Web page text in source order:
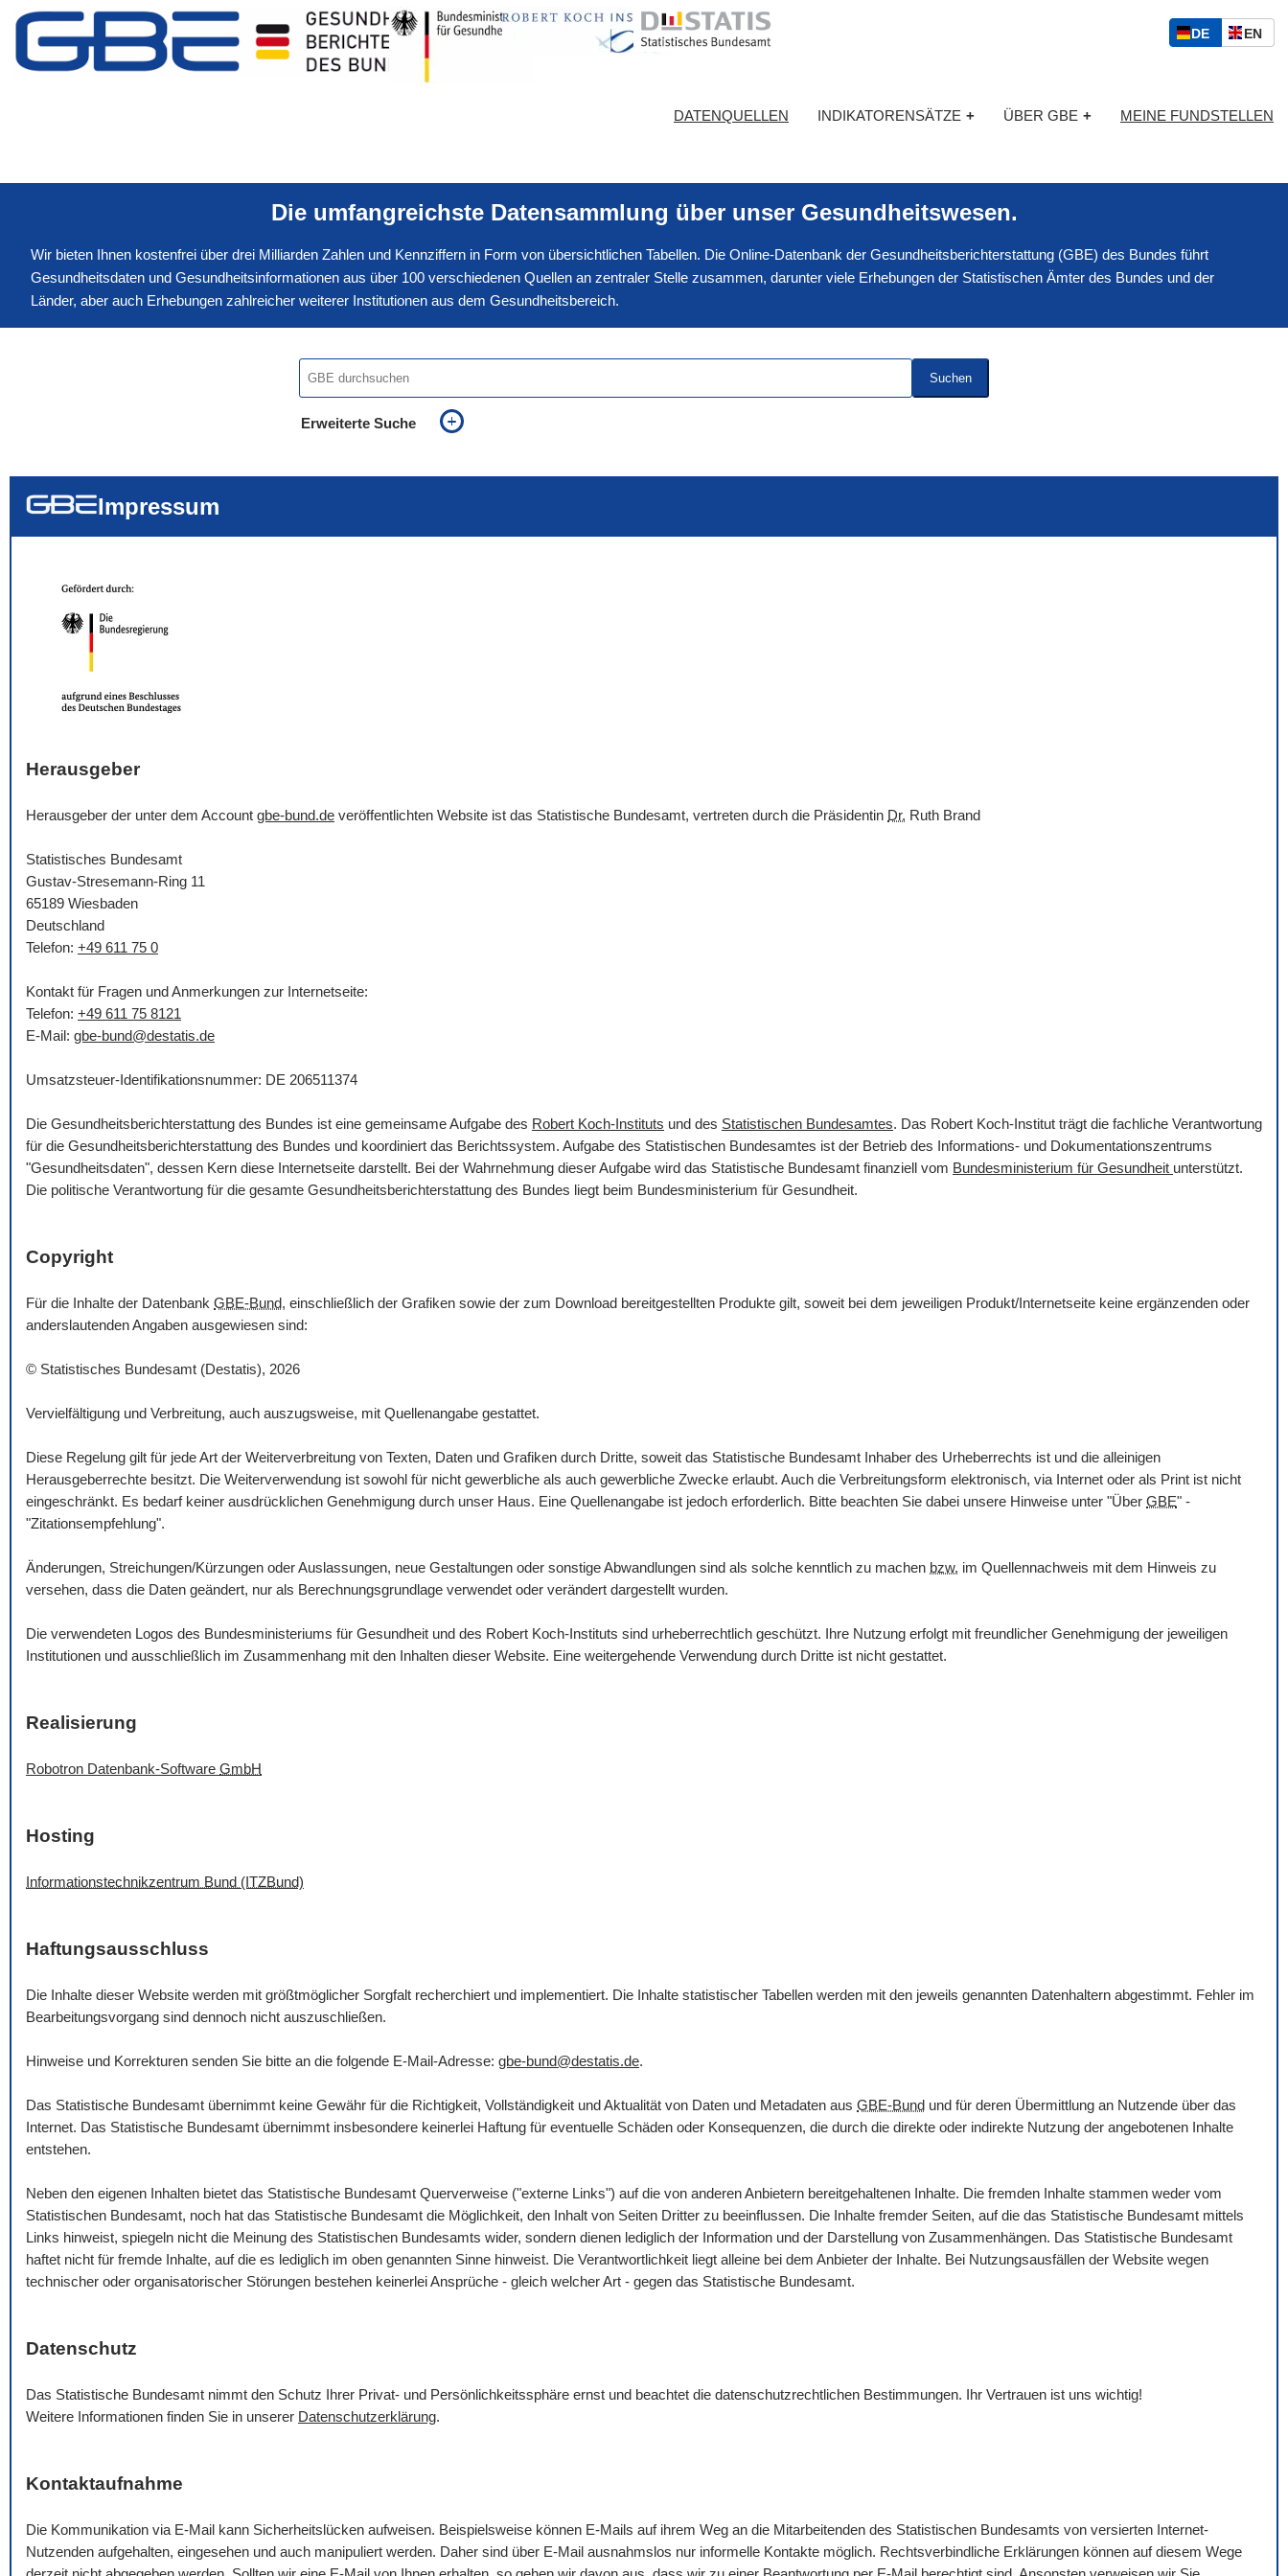
S
p
c
h
l
DED
S
ENE
I
H
DATENQUELLEN INDIKATORENSÄTZE + ÜBER GBE + MEINE FUNDSTELLEN
Die umfangreichste Datensammlung über unser Gesundheitswesen.
Wir bieten Ihnen kostenfrei über drei Milliarden Zahlen und Kennziffern in Form von übersichtlichen Tabellen. Die Online-Datenbank der Gesundheitsberichterstattung (GBE) des Bundes führt
Gesundheitsdaten und Gesundheitsinformationen aus über 100 verschiedenen Quellen an zentraler Stelle zusammen, darunter viele Erhebungen der Statistischen Ämter des Bundes und der
Länder, aber auch Erhebungen zahlreicher weiterer Institutionen aus dem Gesundheitsbereich.
Suchen
Erweiterte Suche
Impressum
Herausgeber
Herausgeber der unter dem Account gbe-bund.de veröffentlichten Website ist das Statistische Bundesamt, vertreten durch die Präsidentin Dr. Ruth Brand
Statistisches Bundesamt
Gustav-Stresemann-Ring 11
65189 Wiesbaden
Deutschland
Telefon: +49 611 75 0
Kontakt für Fragen und Anmerkungen zur Internetseite:
Telefon: +49 611 75 8121
E-Mail: gbe-bund@destatis.de
Umsatzsteuer-Identifikationsnummer: DE 206511374
Die Gesundheitsberichterstattung des Bundes ist eine gemeinsame Aufgabe des Robert Koch-Instituts und des Statistischen Bundesamtes. Das Robert Koch-Institut trägt die fachliche Verantwortung
für die Gesundheitsberichterstattung des Bundes und koordiniert das Berichtssystem. Aufgabe des Statistischen Bundesamtes ist der Betrieb des Informations- und Dokumentationszentrums
"Gesundheitsdaten", dessen Kern diese Internetseite darstellt. Bei der Wahrnehmung dieser Aufgabe wird das Statistische Bundesamt finanziell vom Bundesministerium für Gesundheit unterstützt.
Die politische Verantwortung für die gesamte Gesundheitsberichterstattung des Bundes liegt beim Bundesministerium für Gesundheit.
Copyright
Für die Inhalte der Datenbank GBE-Bund, einschließlich der Grafiken sowie der zum Download bereitgestellten Produkte gilt, soweit bei dem jeweiligen Produkt/Internetseite keine ergänzenden oder
anderslautenden Angaben ausgewiesen sind:
© Statistisches Bundesamt (Destatis), 2026
Vervielfältigung und Verbreitung, auch auszugsweise, mit Quellenangabe gestattet.
Diese Regelung gilt für jede Art der Weiterverbreitung von Texten, Daten und Grafiken durch Dritte, soweit das Statistische Bundesamt Inhaber des Urheberrechts ist und die alleinigen
Herausgeberrechte besitzt. Die Weiterverwendung ist sowohl für nicht gewerbliche als auch gewerbliche Zwecke erlaubt. Auch die Verbreitungsform elektronisch, via Internet oder als Print ist nicht
eingeschränkt. Es bedarf keiner ausdrücklichen Genehmigung durch unser Haus. Eine Quellenangabe ist jedoch erforderlich. Bitte beachten Sie dabei unsere Hinweise unter "Über GBE" -
"Zitationsempfehlung".
Änderungen, Streichungen/Kürzungen oder Auslassungen, neue Gestaltungen oder sonstige Abwandlungen sind als solche kenntlich zu machen bzw. im Quellennachweis mit dem Hinweis zu
versehen, dass die Daten geändert, nur als Berechnungsgrundlage verwendet oder verändert dargestellt wurden.
Die verwendeten Logos des Bundesministeriums für Gesundheit und des Robert Koch-Instituts sind urheberrechtlich geschützt. Ihre Nutzung erfolgt mit freundlicher Genehmigung der jeweiligen
Institutionen und ausschließlich im Zusammenhang mit den Inhalten dieser Website. Eine weitergehende Verwendung durch Dritte ist nicht gestattet.
Realisierung
Robotron Datenbank-Software GmbH
Hosting
Informationstechnikzentrum Bund (ITZBund)
Haftungsausschluss
Die Inhalte dieser Website werden mit größtmöglicher Sorgfalt recherchiert und implementiert. Die Inhalte statistischer Tabellen werden mit den jeweils genannten Datenhaltern abgestimmt. Fehler im
Bearbeitungsvorgang sind dennoch nicht auszuschließen.
Hinweise und Korrekturen senden Sie bitte an die folgende E-Mail-Adresse: gbe-bund@destatis.de.
Das Statistische Bundesamt übernimmt keine Gewähr für die Richtigkeit, Vollständigkeit und Aktualität von Daten und Metadaten aus GBE-Bund und für deren Übermittlung an Nutzende über das
Internet. Das Statistische Bundesamt übernimmt insbesondere keinerlei Haftung für eventuelle Schäden oder Konsequenzen, die durch die direkte oder indirekte Nutzung der angebotenen Inhalte
entstehen.
Neben den eigenen Inhalten bietet das Statistische Bundesamt Querverweise ("externe Links") auf die von anderen Anbietern bereitgehaltenen Inhalte. Die fremden Inhalte stammen weder vom
Statistischen Bundesamt, noch hat das Statistische Bundesamt die Möglichkeit, den Inhalt von Seiten Dritter zu beeinflussen. Die Inhalte fremder Seiten, auf die das Statistische Bundesamt mittels
Links hinweist, spiegeln nicht die Meinung des Statistischen Bundesamts wider, sondern dienen lediglich der Information und der Darstellung von Zusammenhängen. Das Statistische Bundesamt
haftet nicht für fremde Inhalte, auf die es lediglich im oben genannten Sinne hinweist. Die Verantwortlichkeit liegt alleine bei dem Anbieter der Inhalte. Bei Nutzungsausfällen der Website wegen
technischer oder organisatorischer Störungen bestehen keinerlei Ansprüche - gleich welcher Art - gegen das Statistische Bundesamt.
Datenschutz
Das Statistische Bundesamt nimmt den Schutz Ihrer Privat- und Persönlichkeitssphäre ernst und beachtet die datenschutzrechtlichen Bestimmungen. Ihr Vertrauen ist uns wichtig!
Weitere Informationen finden Sie in unserer Datenschutzerklärung.
Kontaktaufnahme
Die Kommunikation via E-Mail kann Sicherheitslücken aufweisen. Beispielsweise können E-Mails auf ihrem Weg an die Mitarbeitenden des Statistischen Bundesamts von versierten Internet-
Nutzenden aufgehalten, eingesehen und auch manipuliert werden. Daher sind über E-Mail ausnahmslos nur informelle Kontakte möglich. Rechtsverbindliche Erklärungen können auf diesem Wege